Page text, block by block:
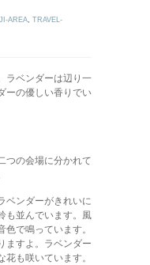
AREA, TRAVEL-
ラベンダーは辺り一
ーの優しい香りでい
つの会場に分かれて
ベンダーがきれいに
も並んでいます。風
で鳴っています。
ますよ。ラベンダー
も咲いています。